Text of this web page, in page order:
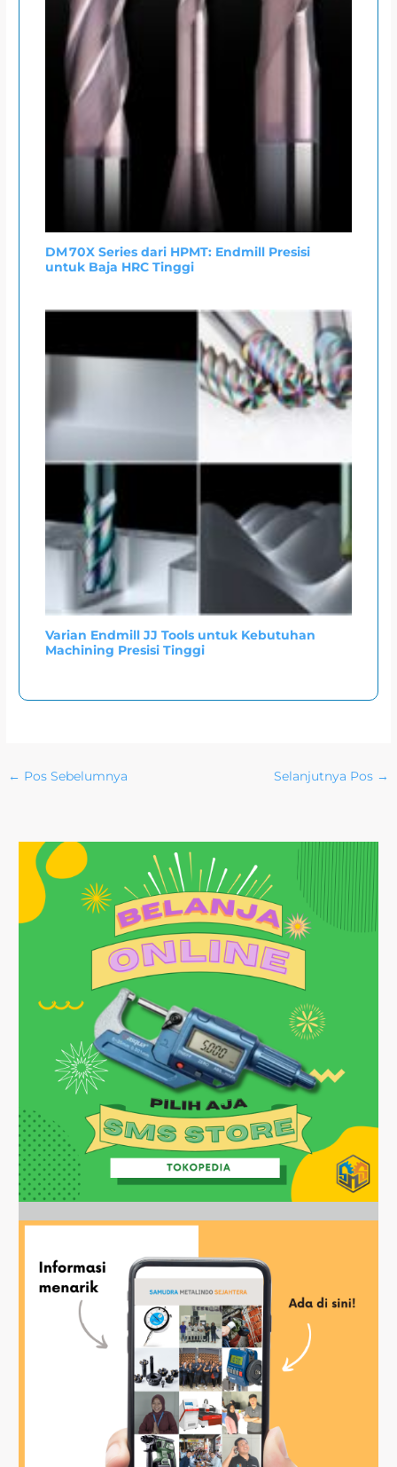
DM 70X Series dari HPMT: Endmill Presisi
untuk Baja HRC Tinggi
Varian Endmill JJ Tools untuk Kebutuhan
Machining Presisi Tinggi
← Pos Sebelumnya Selanjutnya Pos →